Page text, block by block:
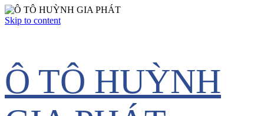
Skip to content
Ô TÔ HUỲNH